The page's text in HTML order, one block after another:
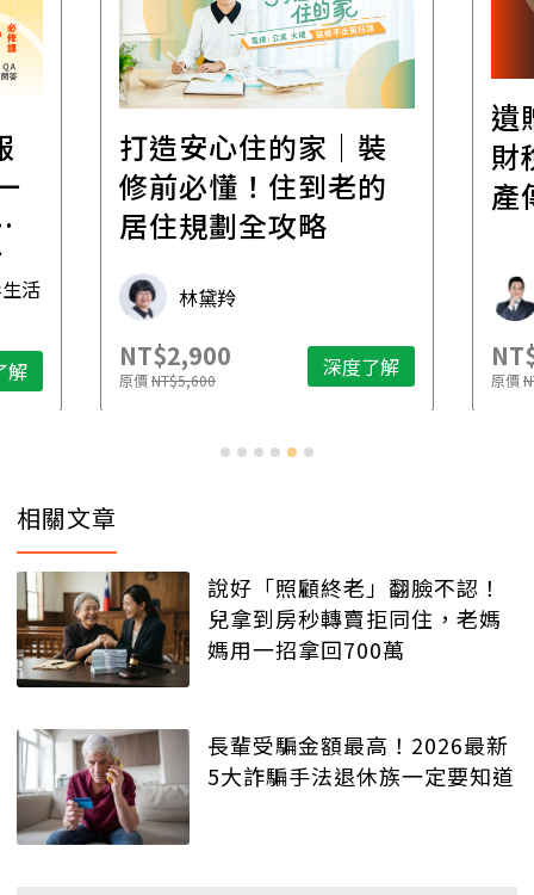
活
解
打造安心住的家｜裝
修前必懂！住到老的
居住規劃全攻略
林黛羚
NT$2,900
原價NT$5,600 深度了解
遺
財
產
原價
相關文章
說好「照顧終老」翻臉不認！
兒拿到房秒轉賣拒同住，老媽
媽用一招拿回700萬
長輩受騙金額最高！2026最新
5大詐騙手法退休族一定要知道